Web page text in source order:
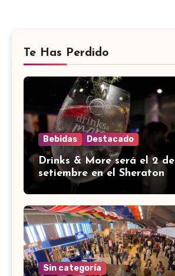
Te Has Perdido
Bebidas Destacado
Drinks & More será el 2 de
setiembre en el Sheraton
Sin categoría